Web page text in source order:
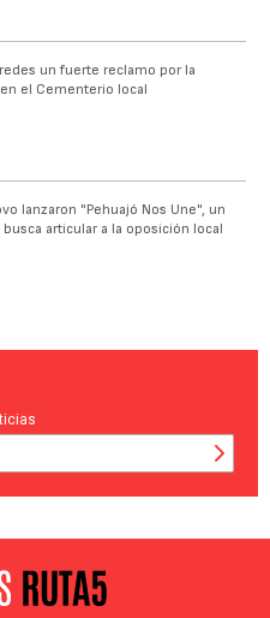
un fuerte reclamo por la
el Cementerio local
lanzaron "Pehuajó Nos Une", un
articular a la oposición local